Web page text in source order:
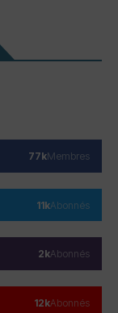
77kMembres
11kAbonnés
2kAbonnés
12kAbonnés